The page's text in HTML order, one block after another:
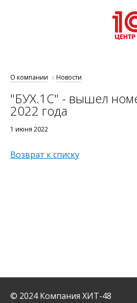
О компании Новости
"БУХ.1С" - вышел
2022 года
1 июня 2022
Возврат к списку
© 2024 Компания ХИТ-48